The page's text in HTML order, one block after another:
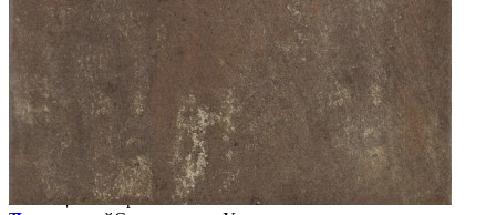
Вес 1 упаковки 7.56 кг
Количество в коробке, шт.
Свойства
НазначениеЛестница, Ступени
МатериалКлинкер
ПоверхностьМатовая
Противоскольжение
Да
ТехнологияКлинкер
ЦветКоричневый
Имитация поверхностиКамень